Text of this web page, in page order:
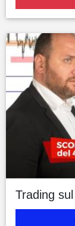
Trading